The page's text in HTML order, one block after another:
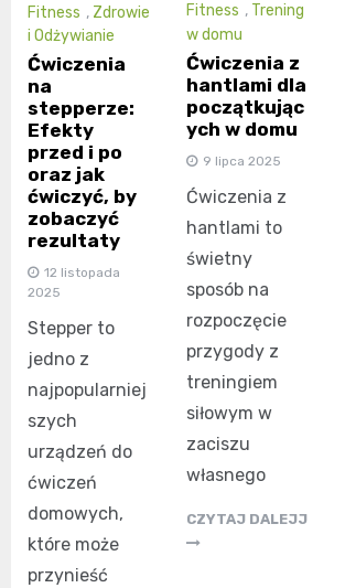
Fitness , Zdrowie
i Odżywianie
Ćwiczenia
na
stepperze:
Efekty
przed i po
oraz jak
ćwiczyć, by
zobaczyć
rezultaty
12 listopada
2025
Stepper to
jedno z
najpopularniej
szych
urządzeń do
ćwiczeń
domowych,
które może
przynieść
Fitness , Trening
w domu
Ćwiczenia z
hantlami dla
początkując
ych w domu
9 lipca 2025
Ćwiczenia z
hantlami to
świetny
sposób na
rozpoczęcie
przygody z
treningiem
siłowym w
zaciszu
własnego
CZYTAJ DALEJJ